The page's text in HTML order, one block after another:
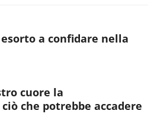
a confidare nella
cuore la
che potrebbe accadere